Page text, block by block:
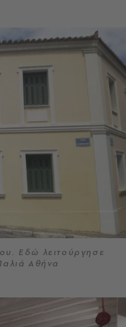
Εδώ λειτούργησε
Αθήνα